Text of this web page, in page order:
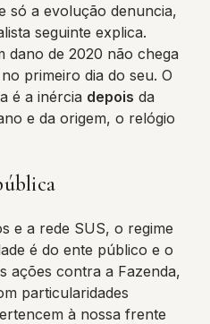
só a evolução denuncia,
seguinte explica.
dano de 2020 não chega
primeiro dia do seu. O
é a inércia depois da
e da origem, o relógio
e a rede SUS, o regime
é do ente público e o
ações contra a Fazenda,
particularidades
à nossa frente